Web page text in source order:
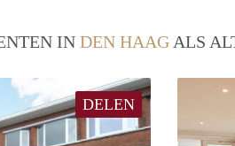
IN DEN HAAG ALS
DELEN